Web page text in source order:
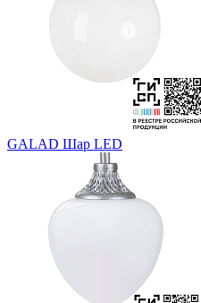
GALAD Шар LED